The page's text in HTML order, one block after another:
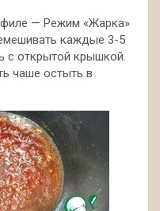
— Режим «Жарка»
каждые 3-5
с открытой крышкой.
чаше остыть в